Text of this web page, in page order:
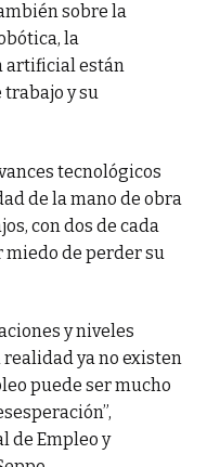
sobre la
la
artificial están
y su
tecnológicos
de la mano de obra
con dos de cada
miedo de perder su
y niveles
ya no existen
puede ser mucho
de Empleo y